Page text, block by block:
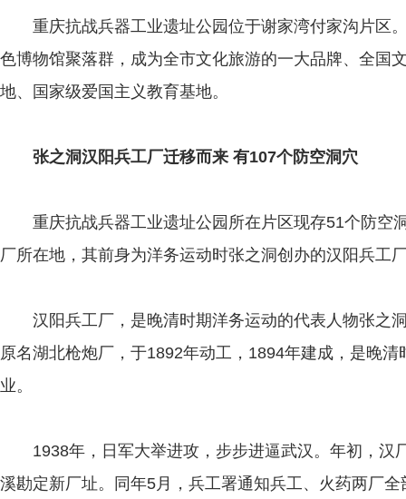
重庆抗战兵器工业遗址公园位于谢家湾付家沟片区。
色博物馆聚落群，成为全市文化旅游的一大品牌、全国
地、国家级爱国主义教育基地。
张之洞汉阳兵工厂迁移而来 有107个防空洞穴
重庆抗战兵器工业遗址公园所在片区现存51个防空
厂所在地，其前身为洋务运动时张之洞创办的汉阳兵工
汉阳兵工厂，是晚清时期洋务运动的代表人物张之
原名湖北枪炮厂，于1892年动工，1894年建成，是晚
业。
1938年，日军大举进攻，步步进逼武汉。年初，汉
溪勘定新厂址。同年5月，兵工署通知兵工、火药两厂全